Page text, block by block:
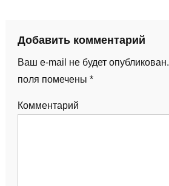
Добавить комментарий
Ваш e-mail не будет опубликован.
поля помечены *
Комментарий